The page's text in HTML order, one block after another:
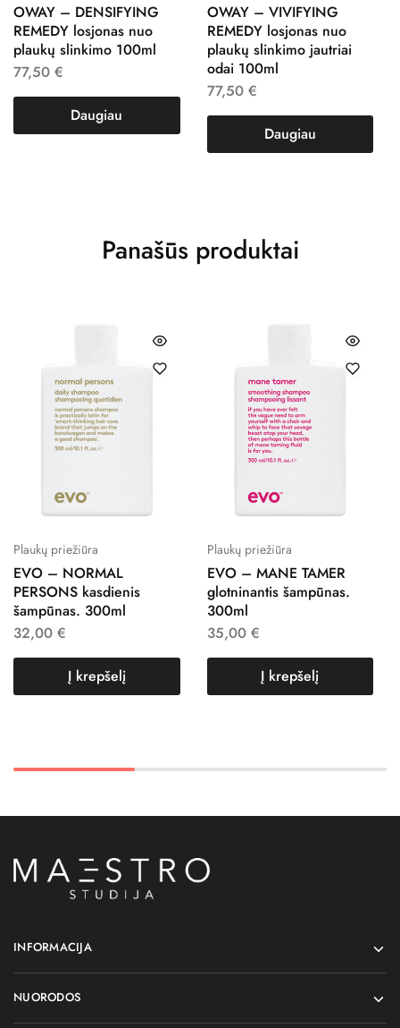
OWAY – DENSIFYING
REMEDY losjonas nuo
plaukų slinkimo 100ml
77,50 €
Daugiau
OWAY – VIVIFYING
REMEDY losjonas nuo
plaukų slinkimo jautriai
odai 100ml
77,50 €
Daugiau
Panašūs produktai
Plaukų priežiūra
EVO – NORMAL
PERSONS kasdienis
šampūnas. 300ml
32,00 €
Į krepšelį
Plaukų priežiūra
EVO – MANE TAMER
glotninantis šampūnas.
300ml
35,00 €
Į krepšelį
INFORMACIJA
NUORODOS